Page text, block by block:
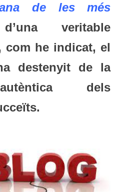
de les més
veritable
com he indicat, el
destenyit de la
dels